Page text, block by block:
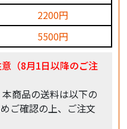
2200円
5500円
（8月1日以降のご注
商品の送料は以下の
ご確認の上、ご注文